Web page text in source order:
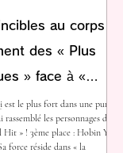
au corps à
des « Plus
» face à «
» et « Viral Hit »
le plus fort dans une pure «